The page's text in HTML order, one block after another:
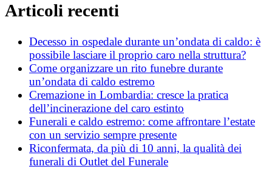
Articoli recenti
Decesso in ospedale durante un’ondata di caldo: è
possibile lasciare il proprio caro nella struttura?
Come organizzare un rito funebre durante
un’ondata di caldo estremo
Cremazione in Lombardia: cresce la pratica
dell’incinerazione del caro estinto
Funerali e caldo estremo: come affrontare l’estate
con un servizio sempre presente
Riconfermata, da più di 10 anni, la qualità dei
funerali di Outlet del Funerale